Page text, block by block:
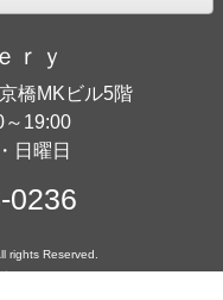
ｒｙ
橋MKビル5階
～19:00
日曜日
0236
rights Reserved.
オフィス